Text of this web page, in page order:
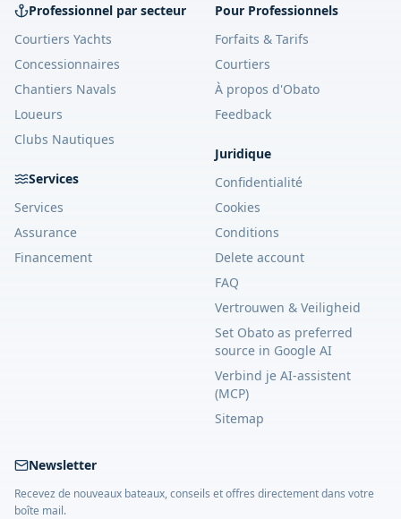
Professionnel par secteur
Courtiers Yachts
Concessionnaires
Chantiers Navals
Loueurs
Clubs Nautiques
Services
Services
Assurance
Financement
Pour Professionnels
Forfaits & Tarifs
Courtiers
À propos d'Obato
Feedback
Juridique
Confidentialité
Cookies
Conditions
Delete account
FAQ
Vertrouwen & Veiligheid
Set Obato as preferred
source in Google AI
Verbind je AI-assistent
(MCP)
Sitemap
Newsletter
Recevez de nouveaux bateaux, conseils et offres directement dans votre
boîte mail.